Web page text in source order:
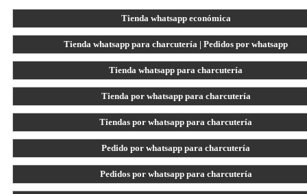
Tienda whatsapp económica
Tienda whatsapp para charcutería | Pedidos por whatsapp
Tienda whatsapp para charcutería
Tienda por whatsapp para charcutería
Tiendas por whatsapp para charcutería
Pedido por whatsapp para charcutería
Pedidos por whatsapp para charcutería